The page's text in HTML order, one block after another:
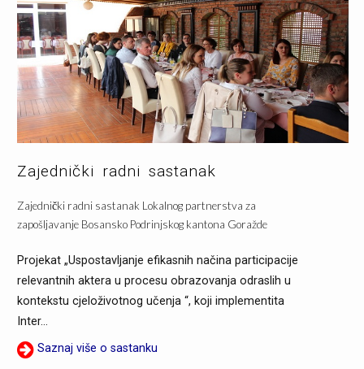
Zajednički radni sastanak
Zajednički radni sastanak Lokalnog partnerstva za
zapošljavanje Bosansko Podrinjskog kantona Goražde
Projekat „Uspostavljanje efikasnih načina participacije
relevantnih aktera u procesu obrazovanja odraslih u
kontekstu cjeloživotnog učenja “, koji implementita
Inter...
Saznaj više o sastanku